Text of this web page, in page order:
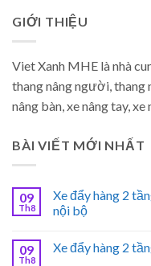
GIỚI THIỆU
Viet Xanh MHE là nhà
thang nâng người, thang
nâng bàn, xe nâng tay,
BÀI VIẾT MỚI NHẤT
09
Th8
Xe đẩy hàng 2
nội bộ
09
Th8
Xe đẩy hàng 2